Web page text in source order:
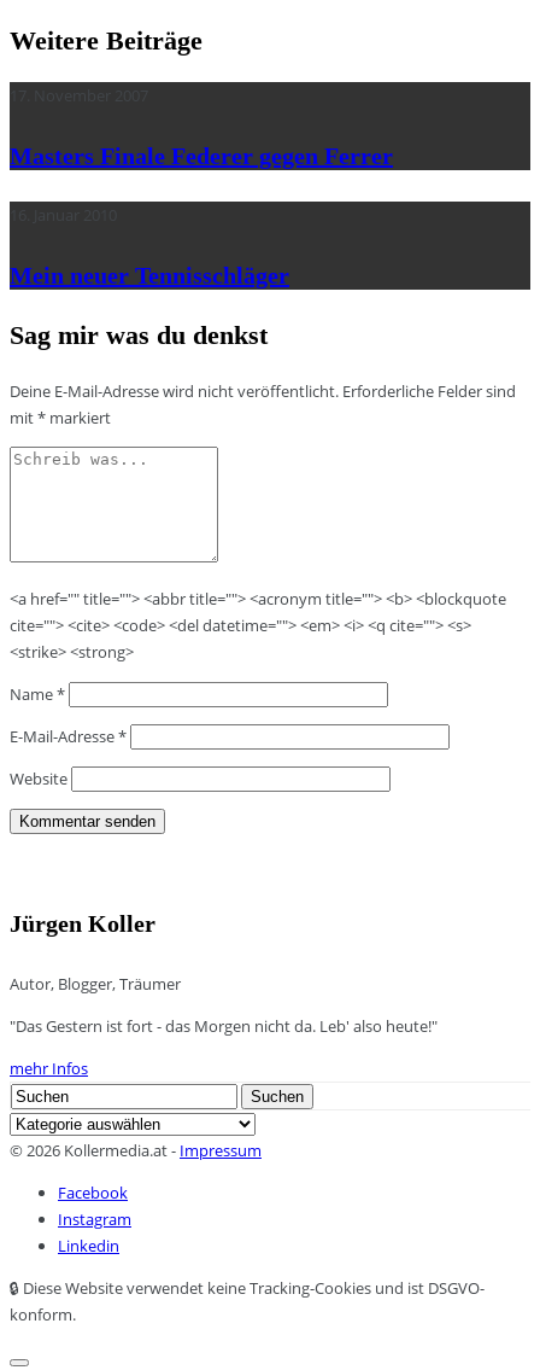
Weitere Beiträge
Masters Finale Federer gegen Ferrer
Mein neuer Tennisschläger
Sag mir was du denkst
Deine E-Mail-Adresse wird nicht veröffentlicht. Erforderliche Felder sind
mit* markiert
<a href="" title=""> <abbr title=""> <acronym title=""> <b> <blockquote
cite=""> <cite> <code> <del datetime=""> <em> <i> <q cite=""> <s>
<strike> <strong>
Name*
E-Mail-Adresse*
Website
Jürgen Koller
Autor, Blogger, Träumer
"Das Gestern ist fort - das Morgen nicht da. Leb' also heute!"
mehr Infos
Search
for:
Suchen
Kategorien
© 2026 Kollermedia.at - Impressum
Facebook
Instagram
Linkedin
🔒 Diese Website verwendet keine Tracking-Cookies und ist DSGVO-
konform.